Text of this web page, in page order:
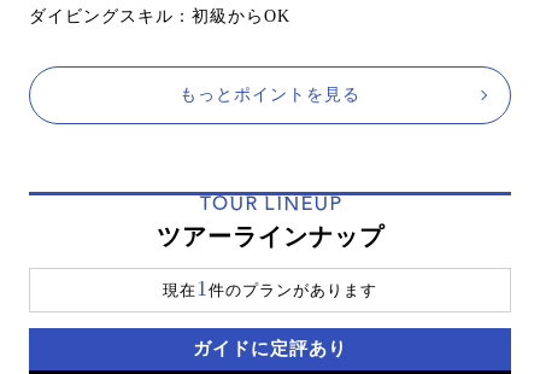
ダイビングスキル：初級からOK
もっとポイントを見る
TOUR LINEUP
ツアーラインナップ
現在1 件のプランがあります
ガイドに定評あり